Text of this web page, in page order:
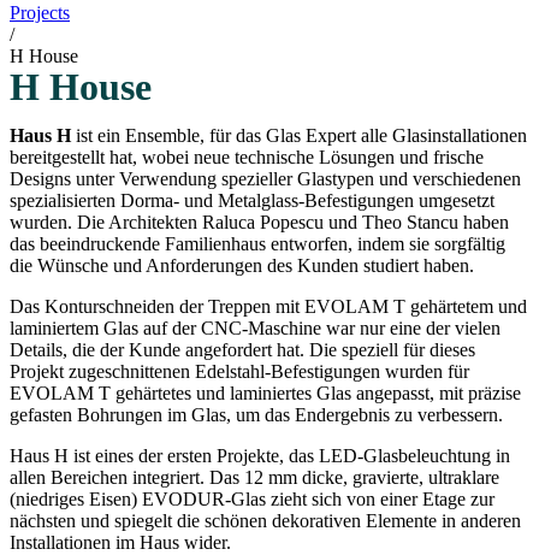
Projects
/
H House
H House
Haus Hist ein Ensemble, für das Glas Expert alle Glasinstallationen
bereitgestellt hat, wobei neue technische Lösungen und frische
Designs unter Verwendung spezieller Glastypen und verschiedenen
spezialisierten Dorma- und Metalglass-Befestigungen umgesetzt
wurden. Die Architekten Raluca Popescu und Theo Stancu haben
das beeindruckende Familienhaus entworfen, indem sie sorgfältig
die Wünsche und Anforderungen des Kunden studiert haben.
Das Konturschneiden der Treppen mit EVOLAM T gehärtetem und
laminiertem Glas auf der CNC-Maschine war nur eine der vielen
Details, die der Kunde angefordert hat. Die speziell für dieses
Projekt zugeschnittenen Edelstahl-Befestigungen wurden für
EVOLAM T gehärtetes und laminiertes Glas angepasst, mit präzise
gefasten Bohrungen im Glas, um das Endergebnis zu verbessern.
Haus H ist eines der ersten Projekte, das LED-Glasbeleuchtung in
allen Bereichen integriert. Das 12 mm dicke, gravierte, ultraklare
(niedriges Eisen) EVODUR-Glas zieht sich von einer Etage zur
nächsten und spiegelt die schönen dekorativen Elemente in anderen
Installationen im Haus wider.